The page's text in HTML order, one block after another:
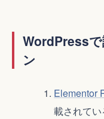
WordPress
ン
Elementor
載されて